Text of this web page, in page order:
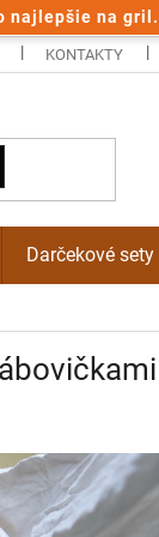
najlepšie na gril.
KONTAKTY
Darčekové sety